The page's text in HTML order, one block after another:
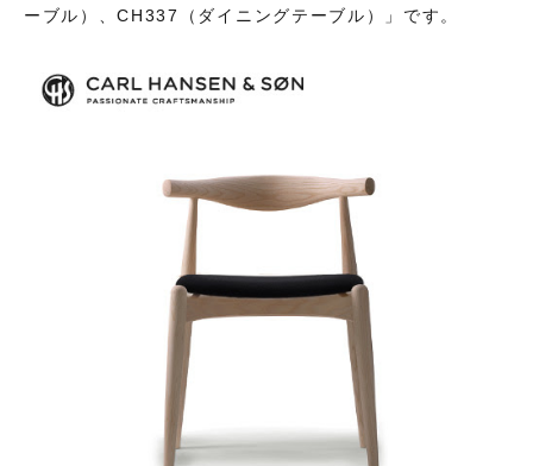
ーブル）、CH337（ダイニングテーブル）」です。